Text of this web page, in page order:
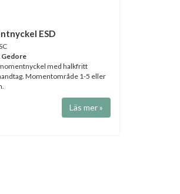
ESD
Gedore
med halkfritt
Momentområde 1-5 eller
Läs mer »